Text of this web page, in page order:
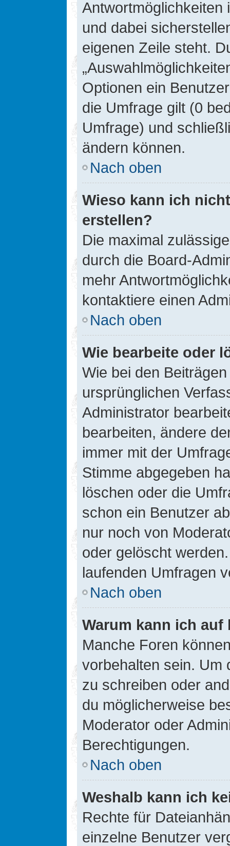
Antwortmöglichkeiten
und dabei
eigenen Zeile steht.
Optionen ein
die Umfrage gilt (0
Umfrage) und
ändern können.
Nach oben
Wieso kann ich
erstellen?
Die maximal
durch die Board-
mehr
kontaktiere einen
Nach oben
Wie bearbeite oder
Wie bei den
ursprünglichen
Administrator
bearbeiten, ändere
immer mit der
Stimme abgegeben
löschen oder die
schon ein Benutzer
nur noch von
oder gelöscht
laufenden Umfragen
Nach oben
Warum kann ich
Manche Foren
vorbehalten sein. Um
zu schreiben oder
du möglicherweise
Moderator oder
Berechtigungen.
Nach oben
Weshalb kann ich
Rechte für
einzelne Benutzer